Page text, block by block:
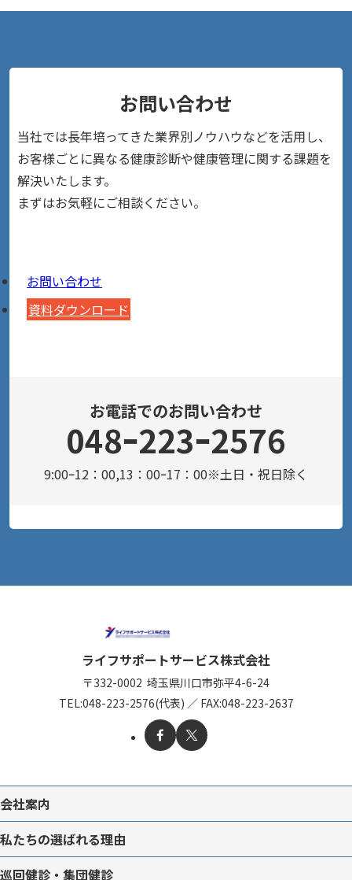
お問い合わせ
当社では長年培ってきた業界別ノウハウなどを活用し、
お客様ごとに異なる健康診断や健康管理に関する課題を
解決いたします。
まずはお気軽にご相談ください。
お問い合わせ
資料ダウンロード
お電話でのお問い合わせ
048ｰ223ｰ2576
9:00ｰ12：00,13：00ｰ17：00※土日・祝日除く
ライフサポートサービス株式会社
〒332-0002 埼玉県川口市弥平4-6-24
TEL:048-223-2576(代表) ／ FAX:048-223-2637
会社案内
私たちの選ばれる理由
巡回健診・集団健診